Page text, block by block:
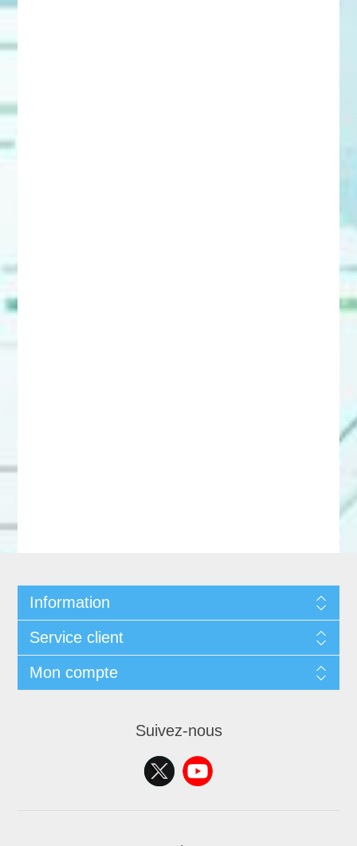
Information
Service client
Mon compte
Suivez-nous